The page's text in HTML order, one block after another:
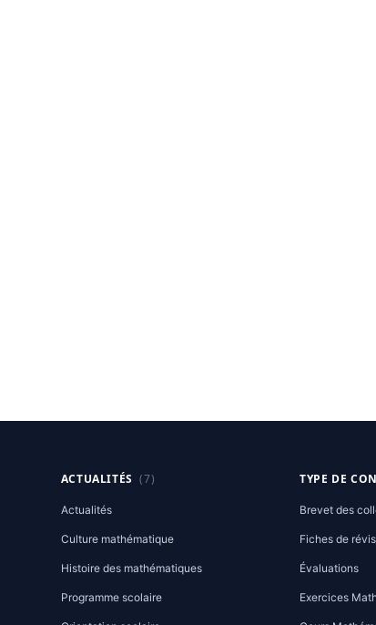
ACTUALITÉS (7)
Actualités
Culture mathématique
Histoire des mathématiques
Programme scolaire
TYPE DE
Brevet des
Fiches de
Évaluations
Exercices